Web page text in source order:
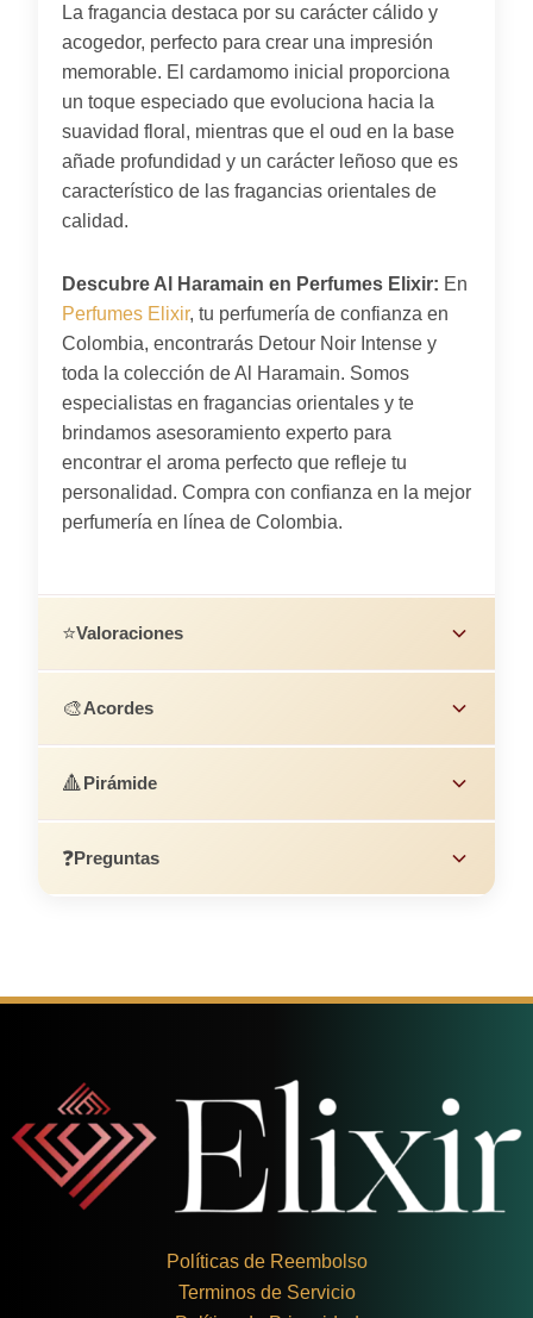
La fragancia destaca por su carácter cálido y
acogedor, perfecto para crear una impresión
memorable. El cardamomo inicial proporciona
un toque especiado que evoluciona hacia la
suavidad floral, mientras que el oud en la base
añade profundidad y un carácter leñoso que es
característico de las fragancias orientales de
calidad.
Descubre Al Haramain en Perfumes Elixir: En
Perfumes Elixir, tu perfumería de confianza en
Colombia, encontrarás Detour Noir Intense y
toda la colección de Al Haramain. Somos
especialistas en fragancias orientales y te
brindamos asesoramiento experto para
encontrar el aroma perfecto que refleje tu
personalidad. Compra con confianza en la mejor
perfumería en línea de Colombia.
⭐Valoraciones
🎨Acordes
🔺Pirámide
❓Preguntas
Políticas de Reembolso
Terminos de Servicio